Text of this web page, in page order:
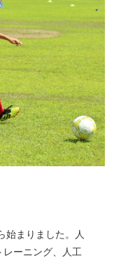
始まりました。人
ーニング、人工